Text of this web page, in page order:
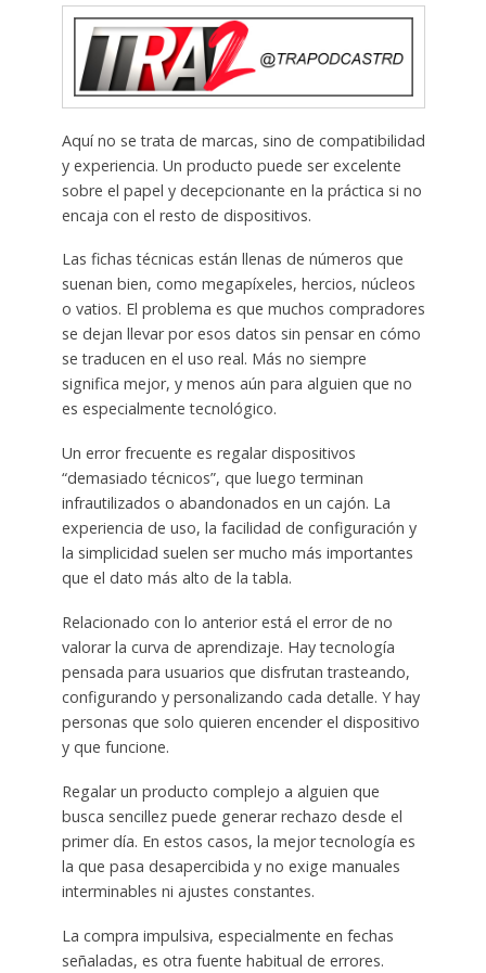
Aquí no se trata de marcas, sino de compatibilidad
y experiencia. Un producto puede ser excelente
sobre el papel y decepcionante en la práctica si no
encaja con el resto de dispositivos.
Las fichas técnicas están llenas de números que
suenan bien, como megapíxeles, hercios, núcleos
o vatios. El problema es que muchos compradores
se dejan llevar por esos datos sin pensar en cómo
se traducen en el uso real. Más no siempre
significa mejor, y menos aún para alguien que no
es especialmente tecnológico.
Un error frecuente es regalar dispositivos
“demasiado técnicos”, que luego terminan
infrautilizados o abandonados en un cajón. La
experiencia de uso, la facilidad de configuración y
la simplicidad suelen ser mucho más importantes
que el dato más alto de la tabla.
Relacionado con lo anterior está el error de no
valorar la curva de aprendizaje. Hay tecnología
pensada para usuarios que disfrutan trasteando,
configurando y personalizando cada detalle. Y hay
personas que solo quieren encender el dispositivo
y que funcione.
Regalar un producto complejo a alguien que
busca sencillez puede generar rechazo desde el
primer día. En estos casos, la mejor tecnología es
la que pasa desapercibida y no exige manuales
interminables ni ajustes constantes.
La compra impulsiva, especialmente en fechas
señaladas, es otra fuente habitual de errores.